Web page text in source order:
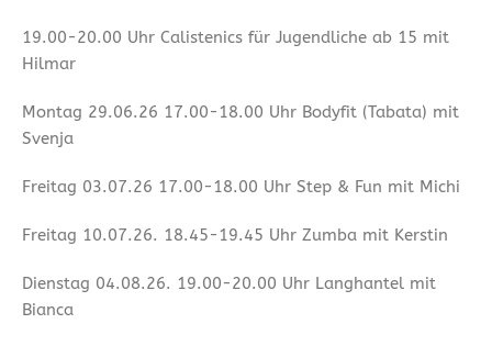
19.00-20.00 Uhr Calistenics für Jugendliche ab 15 mit
Hilmar
Montag 29.06.26 17.00-18.00 Uhr Bodyfit (Tabata) mit
Svenja
Freitag 03.07.26 17.00-18.00 Uhr Step & Fun mit Michi
Freitag 10.07.26. 18.45-19.45 Uhr Zumba mit Kerstin
Dienstag 04.08.26. 19.00-20.00 Uhr Langhantel mit
Bianca